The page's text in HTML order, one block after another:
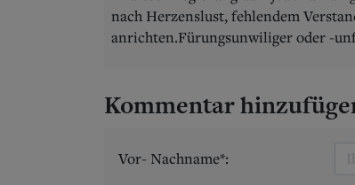
nach Herzenslust, fehlendem
anrichten.Fürungsunwiliger oder -
Kommentar
Vor- Nachname*: